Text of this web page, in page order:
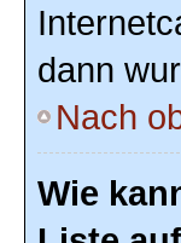
dann
Nach
Wie